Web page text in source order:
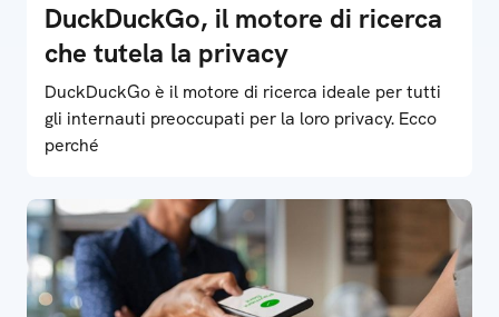
DuckDuckGo, il motore di ricerca
che tutela la privacy
DuckDuckGo è il motore di ricerca ideale per tutti
gli internauti preoccupati per la loro privacy. Ecco
perché